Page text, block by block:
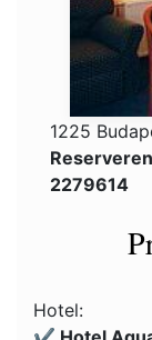
1225
2279614
Hotel: